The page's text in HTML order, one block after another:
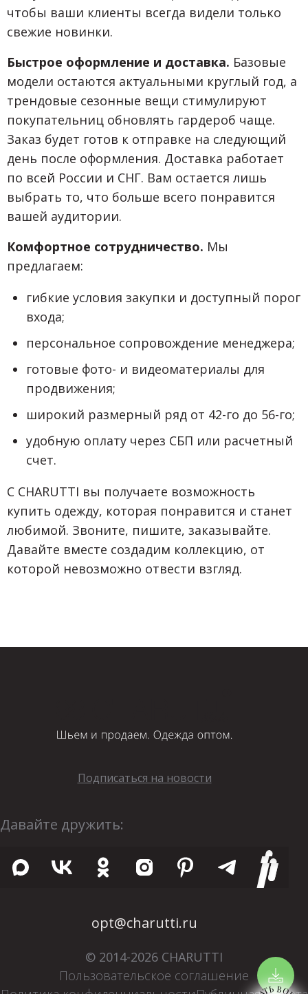
чтобы ваши клиенты всегда видели только
свежие новинки.
Быстрое оформление и доставка. Базовые
модели остаются актуальными круглый год, а
трендовые сезонные вещи стимулируют
покупательниц обновлять гардероб чаще.
Заказ будет готов к отправке на следующий
день после оформления. Доставка работает
по всей России и СНГ. Вам остается лишь
выбрать то, что больше всего понравится
вашей аудитории.
Комфортное сотрудничество. Мы
предлагаем:
гибкие условия закупки и доступный порог
входа;
персональное сопровождение менеджера;
готовые фото- и видеоматериалы для
продвижения;
широкий размерный ряд от 42-го до 56-го;
удобную оплату через СБП или расчетный
счет.
С CHARUTTI вы получаете возможность
купить одежду, которая понравится и станет
любимой. Звоните, пишите, заказывайте.
Давайте вместе создадим коллекцию, от
которой невозможно отвести взгляд.
Подписаться на новости
Давайте дружить:
opt@charutti.ru
© 2014-2026 CHARUTTI
Пользовательское соглашение